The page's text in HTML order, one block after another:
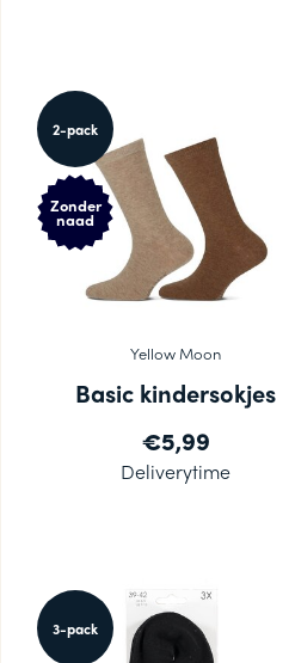
2-pack
Zonder
naad
Yellow Moon
Basic kindersokjes
€5,99
Deliverytime
3-pack